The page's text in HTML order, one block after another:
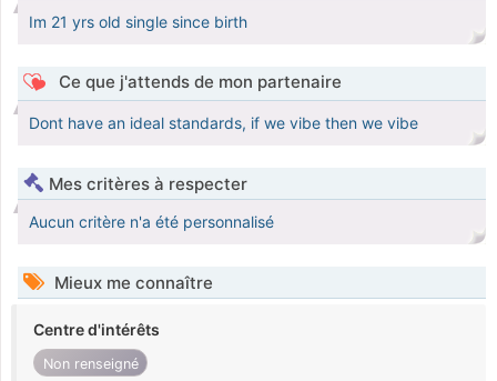
Im 21 yrs old single since birth
Ce que j'attends de mon partenaire
Dont have an ideal standards, if we vibe then we vibe
Mes critères à respecter
Aucun critère n'a été personnalisé
Mieux me connaître
Centre d'intérêts
Non renseigné